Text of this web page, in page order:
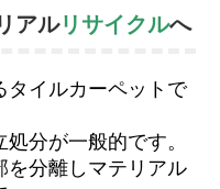
アルリサイクルへ
タイルカーペットで
分が一般的です。
を分離しマテリアル